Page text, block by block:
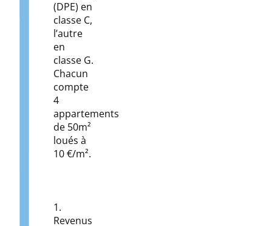
(DPE) en
classe C,
l’autre
en
classe G.
Chacun
compte
4
appartements
de 50m²
loués à
10 €/m².
1.
Revenus